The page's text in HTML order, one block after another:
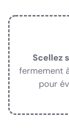
Scellez
fermement
pour